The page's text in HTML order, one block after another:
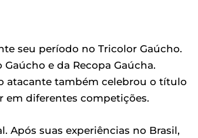
seu período no Tricolor Gaúcho.
e da Recopa Gaúcha.
atacante também celebrou o título
em diferentes competições.
Após suas experiências no Brasil,